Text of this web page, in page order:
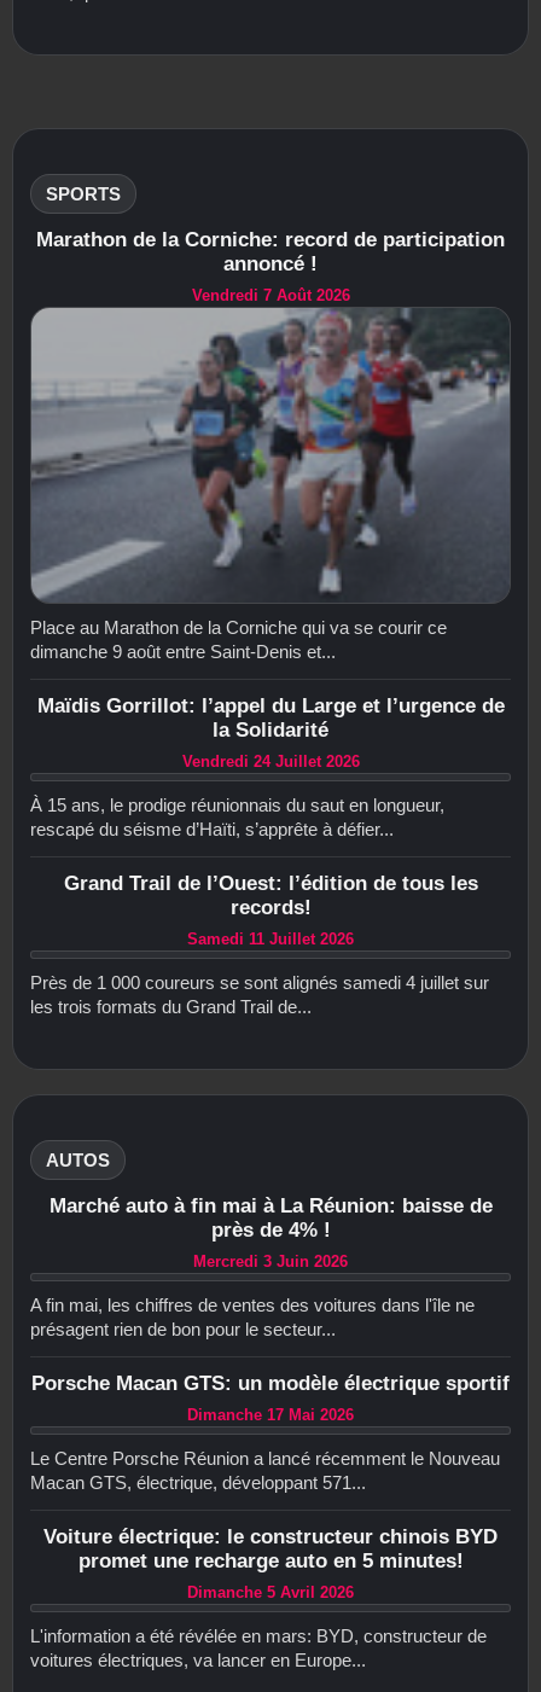
SPORTS
Marathon de la Corniche: record de participation
annoncé !
Vendredi 7 Août 2026
Place au Marathon de la Corniche qui va se courir ce
dimanche 9 août entre Saint-Denis et...
Maïdis Gorrillot: l’appel du Large et l’urgence de
la Solidarité
Vendredi 24 Juillet 2026
À 15 ans, le prodige réunionnais du saut en longueur,
rescapé du séisme d’Haïti, s’apprête à défier...
Grand Trail de l’Ouest: l’édition de tous les
records!
Samedi 11 Juillet 2026
Près de 1 000 coureurs se sont alignés samedi 4 juillet sur
les trois formats du Grand Trail de...
AUTOS
Marché auto à fin mai à La Réunion: baisse de
près de 4% !
Mercredi 3 Juin 2026
A fin mai, les chiffres de ventes des voitures dans l'île ne
présagent rien de bon pour le secteur...
Porsche Macan GTS: un modèle électrique sportif
Dimanche 17 Mai 2026
Le Centre Porsche Réunion a lancé récemment le Nouveau
Macan GTS, électrique, développant 571...
Voiture électrique: le constructeur chinois BYD
promet une recharge auto en 5 minutes!
Dimanche 5 Avril 2026
L'information a été révélée en mars: BYD, constructeur de
voitures électriques, va lancer en Europe...